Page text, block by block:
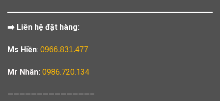
➡️ Liên hệ đặt hàng:
Ms Hiền: 0966.831.477
Mr Nhân: 0986.720.134
——————————————–